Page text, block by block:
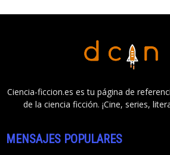
Ciencia-ficcion.es es tu página de
de la ciencia ficción. ¡Cine, series,
MENSAJES POPULARES